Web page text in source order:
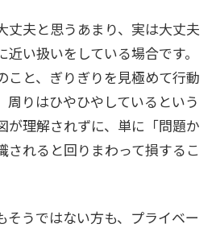
丈夫と思うあまり、実は大丈夫
い扱いをしている場合です。
こと、ぎりぎりを見極めて行動
周りはひやひやしているという
が理解されずに、単に「問題か
されると回りまわって損するこ
そうではない方も、プライベー